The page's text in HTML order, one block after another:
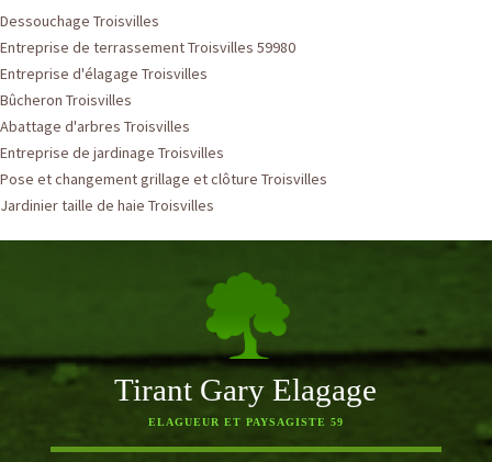
Dessouchage Troisvilles
Entreprise de terrassement Troisvilles 59980
Entreprise d'élagage Troisvilles
Bûcheron Troisvilles
Abattage d'arbres Troisvilles
Entreprise de jardinage Troisvilles
Pose et changement grillage et clôture Troisvilles
Jardinier taille de haie Troisvilles
Tirant Gary Elagage
ELAGUEUR ET PAYSAGISTE 59